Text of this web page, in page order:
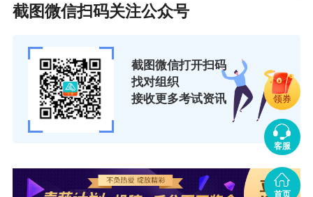
人员延时1个工作日进行人工审核，原则上各市考
办不受理现场审核事宜。
3.首次报名人员请尽早完成报名流程，以免因证
明材料误填或缺失无时间修改补充导致资格审核
未通过。未通过资格审核的报名人员，不符合报
1.报名人员应于2024年6月13日-6月28日（每天
截图微信扫码关注公众号
截图微信打开扫码
找对组织
接收更多考试资讯
客服
首页
领券